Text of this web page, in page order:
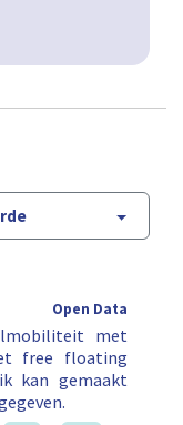
Open Data
met
free floating
kan gemaakt